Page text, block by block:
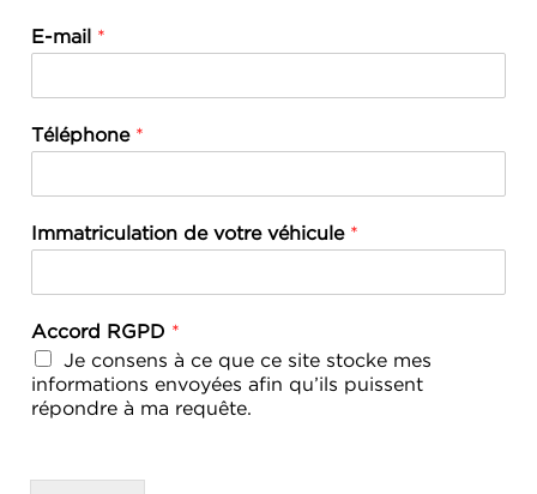
E-mail *
Téléphone *
Immatriculation de votre véhicule *
Accord RGPD *
Je consens à ce que ce site stocke mes
informations envoyées afin qu’ils puissent
répondre à ma requête.